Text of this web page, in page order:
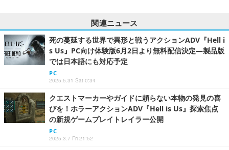
関連ニュース
死の蔓延する世界で異形と戦うアクションADV『Hell i
s Us』PC向け体験版6月2日より無料配信決定―製品版
では日本語にも対応予定
PC
2025.5.31 Sat 0:34
クエストマーカーやガイドに頼らない本物の発見の喜
びを！ホラーアクションADV『Hell is Us』探索焦点
の新規ゲームプレイトレイラー公開
PC
2025.3.7 Fri 21:52